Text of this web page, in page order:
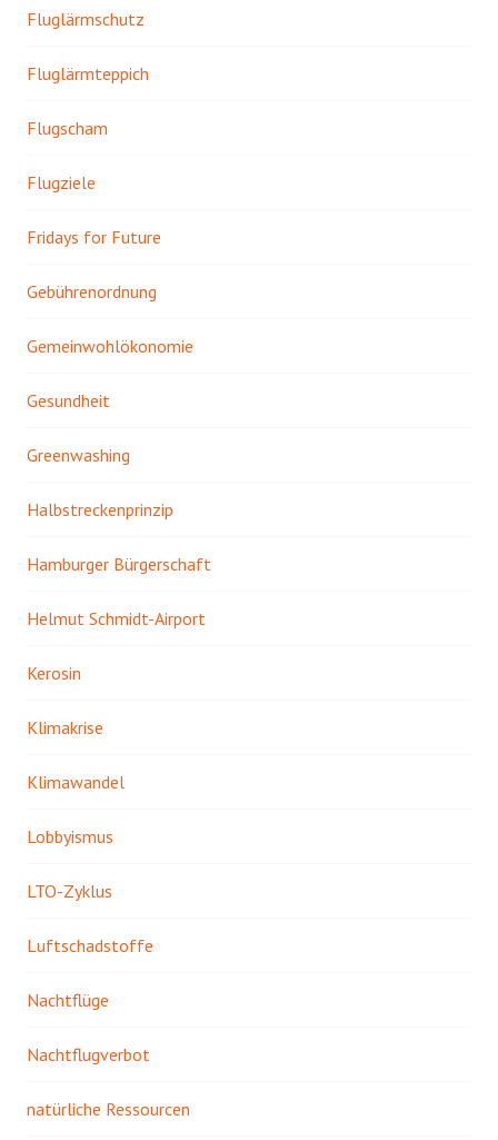
Fluglärmschutz
Fluglärmteppich
Flugscham
Flugziele
Fridays for Future
Gebührenordnung
Gemeinwohlökonomie
Gesundheit
Greenwashing
Halbstreckenprinzip
Hamburger Bürgerschaft
Helmut Schmidt-Airport
Kerosin
Klimakrise
Klimawandel
Lobbyismus
LTO-Zyklus
Luftschadstoffe
Nachtflüge
Nachtflugverbot
natürliche Ressourcen